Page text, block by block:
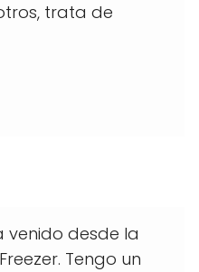
trata de
venido desde la
Tengo un